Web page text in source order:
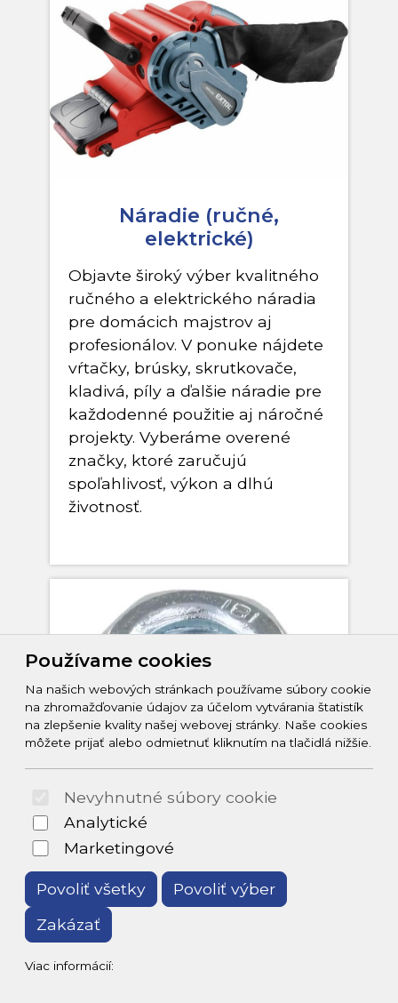
Náradie (ručné,
elektrické)
Objavte široký výber kvalitného
ručného a elektrického náradia
pre domácich majstrov aj
profesionálov. V ponuke nájdete
vŕtačky, brúsky, skrutkovače,
kladivá, píly a ďalšie náradie pre
každodenné použitie aj náročné
projekty. Vyberáme overené
značky, ktoré zaručujú
spoľahlivosť, výkon a dlhú
životnosť.
Spojovací materiál
Ponúkame kompletný sortiment
spojovacieho materiálu pre
stavbu, montáž aj opravy. U nás
nájdete skrutky, matice,
hmoždinky, klince, závitové tyče
aj kotviaci materiál rôznych
Používame cookies
Na našich webových stránkach používame súbory cookie
na zhromažďovanie údajov za účelom vytvárania štatistík
na zlepšenie kvality našej webovej stránky. Naše cookies
môžete prijať alebo odmietnuť kliknutím na tlačidlá nižšie.
Nevyhnutné súbory cookie
Analytické
Marketingové
Povoliť všetky
Povoliť výber
Zakázať
Viac informácií: